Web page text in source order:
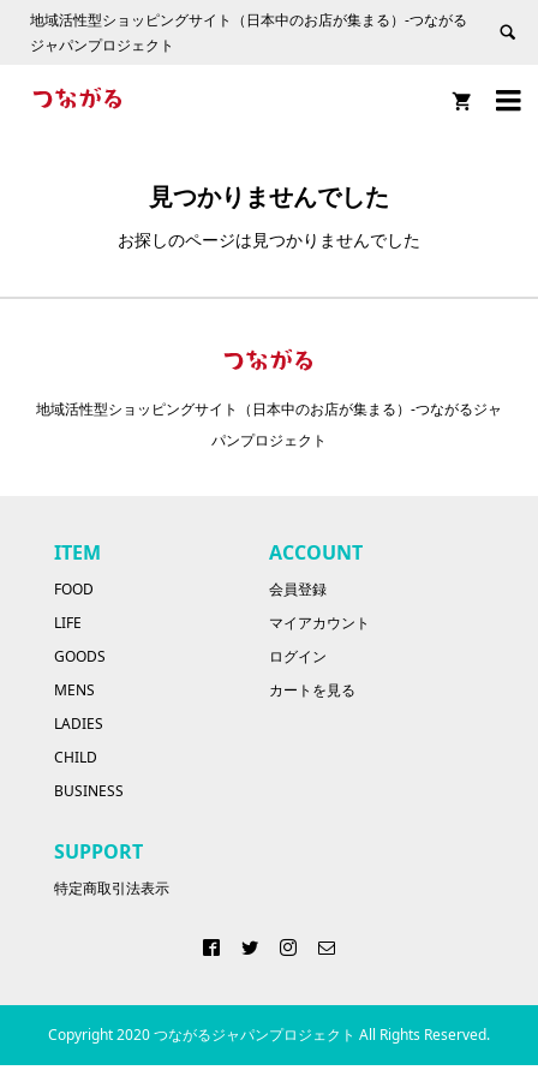
地域活性型ショッピングサイト（日本中のお店が集まる）-つながる
ジャパンプロジェクト


見つかりませんでした
お探しのページは見つかりませんでした
地域活性型ショッピングサイト（日本中のお店が集まる）-つながるジャ
パンプロジェクト
ITEM
FOOD
LIFE
GOODS
MENS
LADIES
CHILD
BUSINESS
ACCOUNT
会員登録
マイアカウント
ログイン
カートを見る
SUPPORT
特定商取引法表示
Copyright 2020 つながるジャパンプロジェクト All Rights Reserved.